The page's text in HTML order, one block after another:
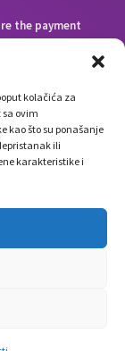
kolačića za
ovim
kao što su ponašanje
ili
karakteristike i
the payment
Herzegovina
58,